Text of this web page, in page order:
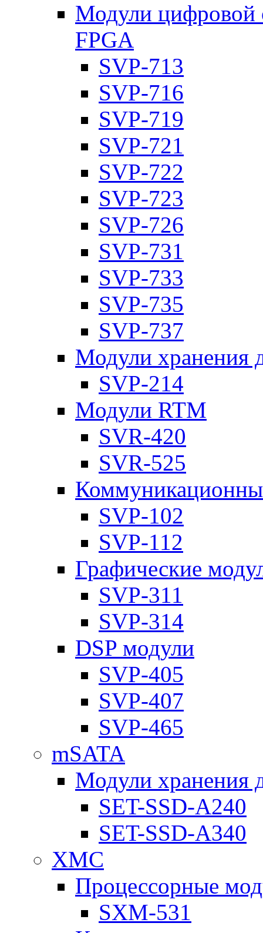
Модули цифровой
FPGA
SVP-713
SVP-716
SVP-719
SVP-721
SVP-722
SVP-723
SVP-726
SVP-731
SVP-733
SVP-735
SVP-737
Модули хранения
SVP-214
Модули RTM
SVR-420
SVR-525
SVP-102
SVP-112
Графические
SVP-311
SVP-314
DSP модули
SVP-405
SVP-407
SVP-465
mSATA
Модули хранения
SET-SSD-A240
SET-SSD-A340
XMC
Процессорные
SXM-531